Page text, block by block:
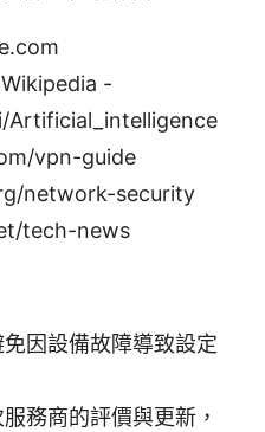
-
Artificial_intelligence
vpn-guide
network-security
tech-news
因設備故障導致設定
務商的評價與更新，